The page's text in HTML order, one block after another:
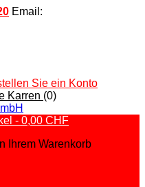
Email:
Sie ein Konto
Karren (0)
- 0,00 CHF
Ihrem Warenkorb